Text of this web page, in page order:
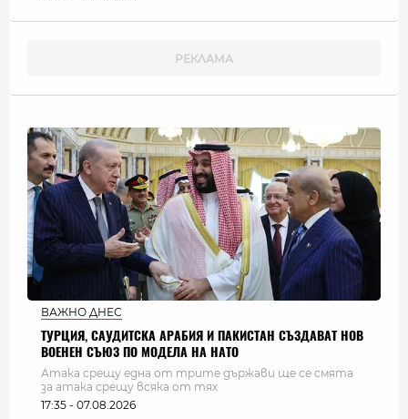
ВАЖНО ДНЕС
ТУРЦИЯ, САУДИТСКА АРАБИЯ И ПАКИСТАН СЪЗДАВАТ НОВ
ВОЕНЕН СЪЮЗ ПО МОДЕЛА НА НАТО
Атака срещу една от трите държави ще се смята
за атака срещу всяка от тях
17:35 - 07.08.2026